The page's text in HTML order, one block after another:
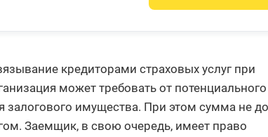
кредиторами страховых услуг при
может требовать от потенциального
залогового имущества. При этом сумма не
Заемщик, в свою очередь, имеет право